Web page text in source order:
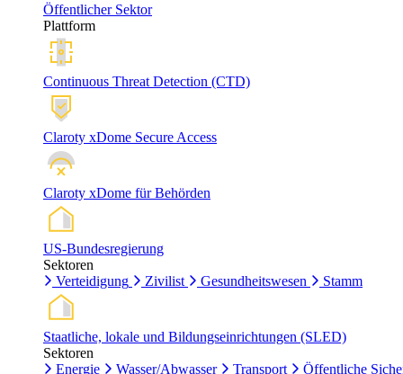
Öffentlicher Sektor
Plattform
Continuous Threat Detection (CTD)
Claroty xDome Secure Access
Claroty xDome für Behörden
US-Bundesregierung
Sektoren
Verteidigung
Zivilist Gesundheitswesen Stamm
Staatliche, lokale und Bildungseinrichtungen (SLED)
Sektoren
Energie
Wasser/Abwasser Transport Öffentliche